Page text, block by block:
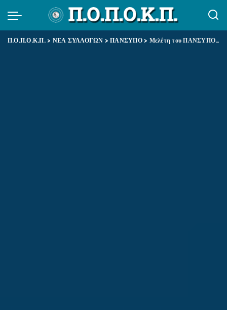
Π.Ο.Π.Ο.Κ.Π.> ΝΕΑ ΣΥΛΛΟΓΩΝ >ΠΑΝΣΥΠΟ> Μελέτη του ΠΑΝΣΥΠΟ για τους εργαζόμενους προγράμματος ανέργων 55+